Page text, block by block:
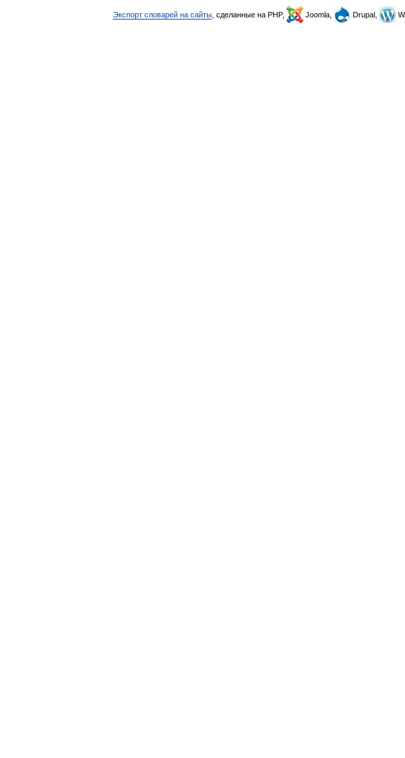
Экспорт словарей на сайты , сделанные на PHP, Joomla, Drupal,